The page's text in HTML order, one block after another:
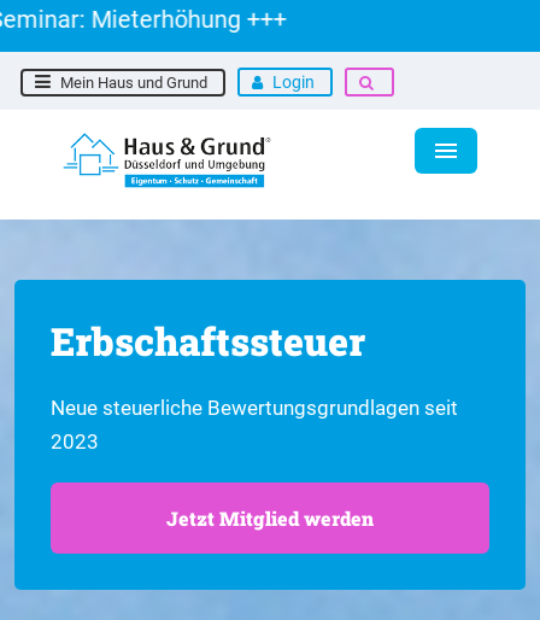
Mieterhöhung +++
Mein Haus und Grund Login
Erbschaftssteuer
Neue steuerliche Bewertungsgrundlagen seit
2023
Jetzt Mitglied werden